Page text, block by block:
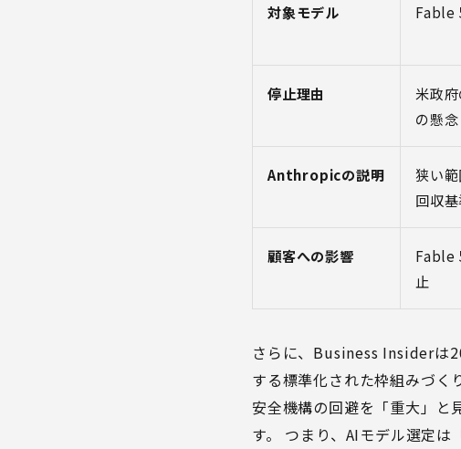
対象モデル Fable
停止理由
米政
の懸念
Anthropicの説明
狭い
回収
顧客への影響
Fable
止
さらに、Business Insiderは
する標準化された枠組みづく
安全機構の回避を「重大」と
す。 つまり、AIモデル選定